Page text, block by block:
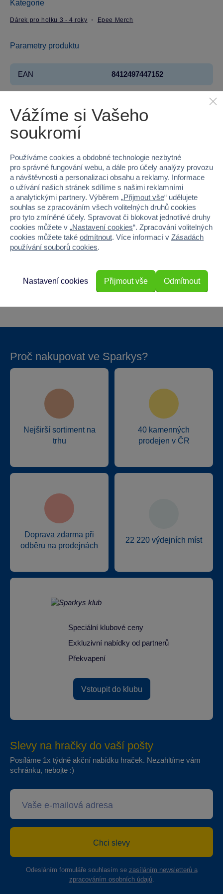
Kategorie
Dárek pro holku 3 - 4 roky Epee Merch
Parametry produktu
EAN 8412497447152
Značka Epee Merch
Licence
Řada Frozen - Ledové Království
Věk od 3
Pohlaví HOLKA
Šířka 10
Výška
10
130
Proč nakupovat ve Sparkys?
Nejširší sortiment na
trhu
40 kamenných
prodejen v ČR
Doprava zdarma při
odběru na prodejnách
22 220 výdejních míst
Speciální klubové ceny
Exkluzivní nabídky od partnerů
Překvapení
Vstoupit do klubu
Slevy na hračky do vaší pošty
Posíláme 1x týdně akční nabídku hraček. Nezahltíme vám
schránku, nebojte :)
Chci slevy
Odesláním formuláře souhlasím se zasíláním newsletterů a
zpracováním osobních údajů.
Vážíme si Vašeho
soukromí
Používáme cookies a obdobné technologie nezbytné
pro správné fungování webu, a dále pro účely analýzy provozu
a návštěvnosti a personalizaci obsahu a reklamy. Informace
o užívání našich stránek sdílíme s našimi reklamními
a analytickými partnery. Výběrem „Přijmout vše“ udělujete
souhlas se zpracováním všech volitelných druhů cookies
pro tyto zmíněné účely. Spravovat či blokovat jednotlivé druhy
cookies můžete v „Nastavení cookies“. Zpracování volitelných
cookies můžete také odmítnout. Více informací v Zásadách
používání souborů cookies.
Odmítnout
Nastavení cookies Přijmout vše